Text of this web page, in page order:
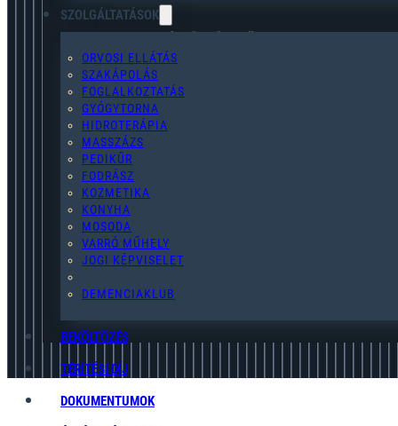
SZOLGÁLTATÁSOK
ORVOSI ELLÁTÁS
SZAKÁPOLÁS
FOGLALKOZTATÁS
GYÓGYTORNA
HIDROTERÁPIA
MASSZÁZS
PEDIKŰR
FODRÁSZ
KOZMETIKA
KONYHA
MOSODA
VARRÓ MŰHELY
JOGI KÉPVISELET
DEMENCIAKLUB
BEKÖLTÖZÉS
TÉRÍTÉSI DÍJ
DOKUMENTUMOK
pecel@egymast-segito.hu
(28) 454-076
ADATKEZELÉSI TÁJÉKOZTATÓ